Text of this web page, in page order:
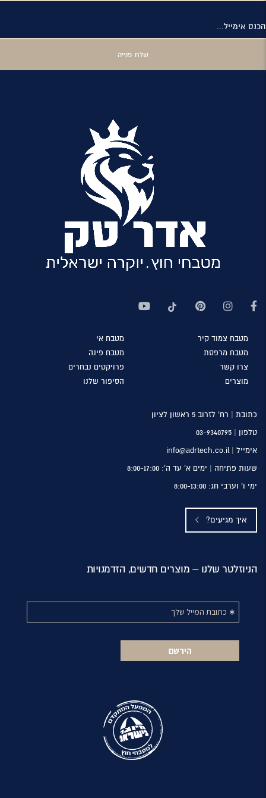
הכנס אימייל...
שלח פנייה
מטבח אי מטבח צמוד קיר
מטבח פינה מטבח מרפסת
פרויקטים נבחרים צרו קשר
הסיפור שלנו מוצרים
כתובת | רח’ לזרוב 5 ראשון לציון
טלפון | 03-9340795
אימייל | info@adrtech.co.il
שעות פתיחה | ימים א’ עד ה’: 8:00-17:00
ימי ו’ וערבי חג: 8:00-13:00
איך מגיעים?
הניוזלטר שלנו – מוצרים חדשים, הזדמנויות